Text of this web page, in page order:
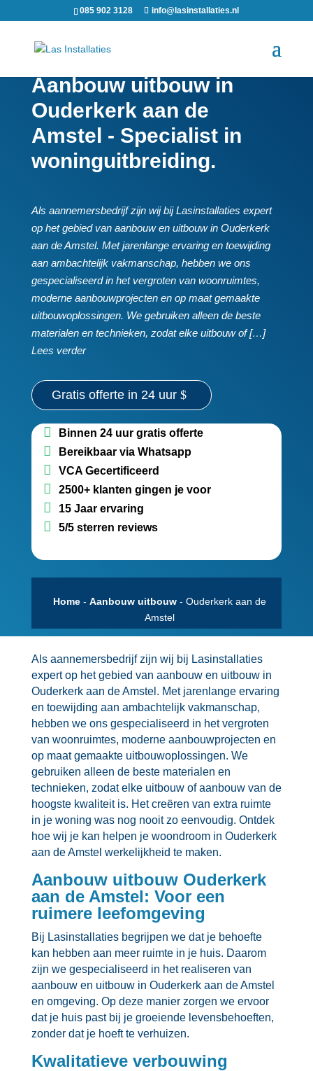
085 902 3128 info@lasinstallaties.nl
Aanbouw uitbouw in
Ouderkerk aan de
Amstel - Specialist in
woninguitbreiding.
Als aannemersbedrijf zijn wij bij Lasinstallaties expert
op het gebied van aanbouw en uitbouw in Ouderkerk
aan de Amstel.​ Met jarenlange ervaring en toewijding
aan ambachtelijk vakmanschap, hebben we ons
gespecialiseerd in het vergroten van woonruimtes,
moderne aanbouwprojecten en op maat gemaakte
uitbouwoplossingen.​ We gebruiken alleen de beste
materialen en technieken, zodat elke uitbouw of […]
Lees verder
Gratis offerte in 24 uur
Binnen 24 uur gratis offerte
Bereikbaar via Whatsapp
VCA Gecertificeerd
2500+ klanten gingen je voor
15 Jaar ervaring
5/5 sterren reviews
Home -Aanbouw uitbouw -Ouderkerk aan de
Amstel
Als aannemersbedrijf zijn wij bij Lasinstallaties
expert op het gebied van aanbouw en uitbouw in
Ouderkerk aan de Amstel.​ Met jarenlange ervaring
en toewijding aan ambachtelijk vakmanschap,
hebben we ons gespecialiseerd in het vergroten
van woonruimtes, moderne aanbouwprojecten en
op maat gemaakte uitbouwoplossingen.​ We
gebruiken alleen de beste materialen en
technieken, zodat elke uitbouw of aanbouw van de
hoogste kwaliteit is.​ Het creëren van extra ruimte
in je woning was nog nooit zo eenvoudig.​ Ontdek
hoe wij je kan helpen je woondroom in Ouderkerk
aan de Amstel werkelijkheid te maken.​
Aanbouw uitbouw Ouderkerk
aan de Amstel: Voor een
ruimere leefomgeving
Bij Lasinstallaties begrijpen we dat je behoefte
kan hebben aan meer ruimte in je huis.​ Daarom
zijn we gespecialiseerd in het realiseren van
aanbouw en uitbouw in Ouderkerk aan de Amstel
en omgeving.​ Op deze manier zorgen we ervoor
dat je huis past bij je groeiende levensbehoeften,
zonder dat je hoeft te verhuizen.​
Kwalitatieve verbouwing